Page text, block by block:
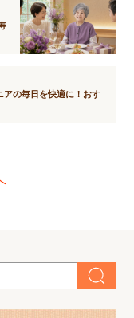
アの毎日を快適に！おす